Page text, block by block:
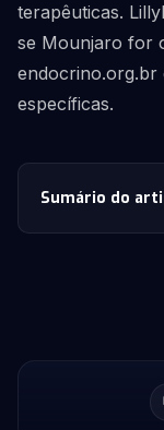
terapêuticas.
se Mounjaro for
endocrino.org.br
específicas.
Sumário do